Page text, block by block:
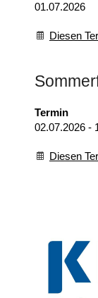
01.07.2026
Diesen
Termin
02.07.2026 -
Diesen